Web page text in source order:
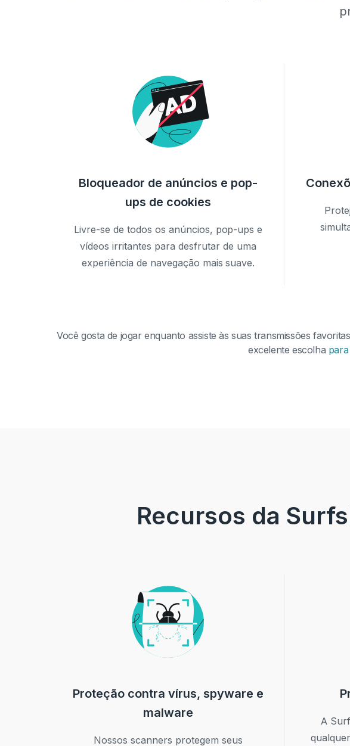
Bloqueador de anúncios e pop-
ups de cookies
Livre-se de todos os anúncios, pop-ups e
vídeos irritantes para desfrutar de uma
experiência de navegação mais suave.
Você gosta de jogar enquanto assiste às suas transmissões
excelente escolha
Recursos da
Proteção contra vírus, spyware e
malware
Nossos scanners protegem seus
A